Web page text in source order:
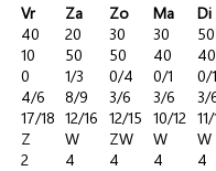
Vr Za Zo Ma
Di
40 20 30 30
50
10 50 50 40
40
0 1/3 0/4 0/1
0/1
4/6 8/9 3/6 3/6
3/
17/18 12/16 12/15 10/12
Z W ZW W
W
2 4 4 4 4